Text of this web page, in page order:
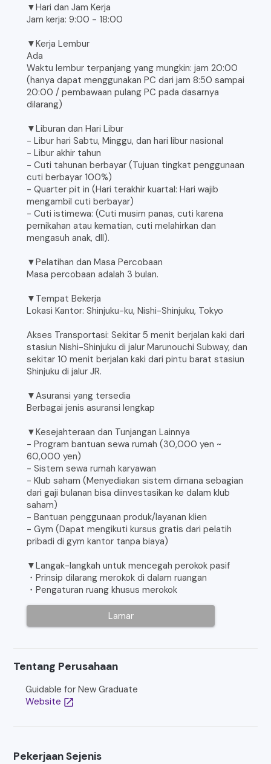
▼Hari dan Jam Kerja
Jam kerja: 9:00 - 18:00
▼Kerja Lembur
Ada
Waktu lembur terpanjang yang mungkin: jam 20:00
(hanya dapat menggunakan PC dari jam 8:50 sampai
20:00 / pembawaan pulang PC pada dasarnya
dilarang)
▼Liburan dan Hari Libur
- Libur hari Sabtu, Minggu, dan hari libur nasional
- Libur akhir tahun
- Cuti tahunan berbayar (Tujuan tingkat penggunaan
cuti berbayar 100%)
- Quarter pit in (Hari terakhir kuartal: Hari wajib
mengambil cuti berbayar)
- Cuti istimewa: (Cuti musim panas, cuti karena
pernikahan atau kematian, cuti melahirkan dan
mengasuh anak, dll).
▼Pelatihan dan Masa Percobaan
Masa percobaan adalah 3 bulan.
▼Tempat Bekerja
Lokasi Kantor: Shinjuku-ku, Nishi-Shinjuku, Tokyo
Akses Transportasi: Sekitar 5 menit berjalan kaki dari
stasiun Nishi-Shinjuku di jalur Marunouchi Subway, dan
sekitar 10 menit berjalan kaki dari pintu barat stasiun
Shinjuku di jalur JR.
▼Asuransi yang tersedia
Berbagai jenis asuransi lengkap
▼Kesejahteraan dan Tunjangan Lainnya
- Program bantuan sewa rumah (30,000 yen ~
60,000 yen)
- Sistem sewa rumah karyawan
- Klub saham (Menyediakan sistem dimana sebagian
dari gaji bulanan bisa diinvestasikan ke dalam klub
saham)
- Bantuan penggunaan produk/layanan klien
- Gym (Dapat mengikuti kursus gratis dari pelatih
pribadi di gym kantor tanpa biaya)
▼Langak-langkah untuk mencegah perokok pasif
・Prinsip dilarang merokok di dalam ruangan
・Pengaturan ruang khusus merokok
Lamar
Tentang Perusahaan
Guidable for New Graduate
Website open_in_new
Pekerjaan Sejenis